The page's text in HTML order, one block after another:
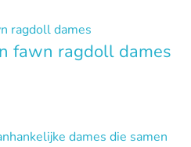
fawn ragdoll dames
dames die samen